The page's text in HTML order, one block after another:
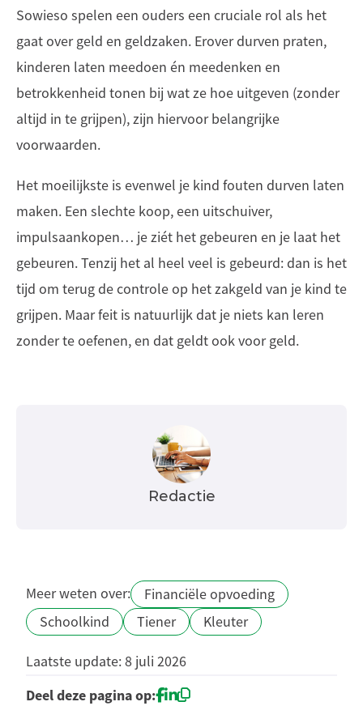
Sowieso spelen een ouders een cruciale rol als het
gaat over geld en geldzaken. Erover durven praten,
kinderen laten meedoen én meedenken en
betrokkenheid tonen bij wat ze hoe uitgeven (zonder
altijd in te grijpen), zijn hiervoor belangrijke
voorwaarden.
Het moeilijkste is evenwel je kind fouten durven laten
maken. Een slechte koop, een uitschuiver,
impulsaankopen… je ziét het gebeuren en je laat het
gebeuren. Tenzij het al heel veel is gebeurd: dan is het
tijd om terug de controle op het zakgeld van je kind te
grijpen. Maar feit is natuurlijk dat je niets kan leren
zonder te oefenen, en dat geldt ook voor geld.
Redactie
Meer weten over:
Financiële opvoeding
Schoolkind
Tiener Kleuter
Laatste update: 8 juli 2026
Deel deze pagina op: